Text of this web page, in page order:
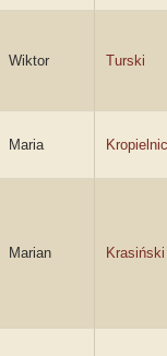
Wiktor Turski
Maria
Marian Krasiński